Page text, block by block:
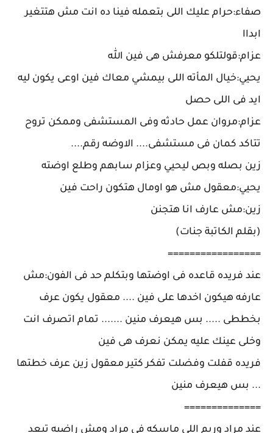
صفاء:حرام عليك اللى بتعمله فينا ده انت مش هتتغير
ابداا
عزام:قولتلكو معرفش هى فين الله
يحيي:خيال المأته اللى بيمشي معاك فين اوعى يكون ليه
ايد فى اللى حصل
عزام:مروان عمل حادثه وفى المستشفى وممكن تروح
تتاكد كمان فى مستشفى.... الاوضه رقم....
زين بصله وبص ليحيي وعزام سابهم وطلع اوضته
يحيي:معقول مش هو اومال هتكون راحت فين
زين:مش عارف انا هتجنن
(بقلم الكاتبة جنات)
=================
عند فريده قاعده فى اوضتها وبتكلم حد فى الفون:مش
عارفه هيكون اخدها على فين .... معقول يكون عرف
بخططى ..... بس هيعرف منين ....... تمام اتصرف انت
وخلى عينك عليه يمكن نعرف هى فين
فريده قفلت وفضلت تفكر كتير معقول زين عرف خطتها
... بس هيعرف منين
==============
عند مراد وريم اللى ماسكه فى مراد ومش راضيه تبعد